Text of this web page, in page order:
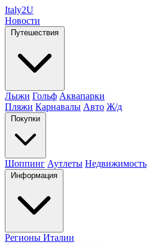
Italy2U
Новости
Путешествия
Лыжи Гольф Аквапарки
Пляжи Карнавалы Авто Ж/д
Покупки
Шоппинг Аутлеты Недвижимость
Информация
Регионы Италии